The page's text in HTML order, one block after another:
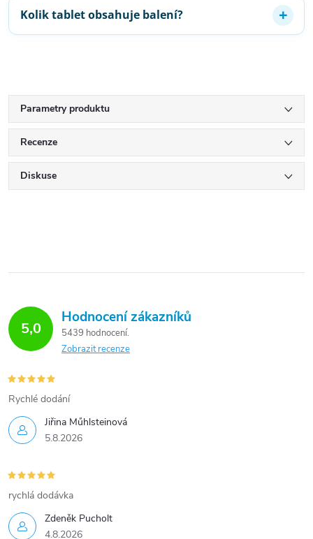
Kolik tablet obsahuje balení?
Parametry produktu
Recenze
Diskuse
5,0
Hodnocení zákazníků
5439 hodnocení
Zobrazit recenze
Jiřina Műhlsteinová
5.8.2026
Rychlé dodání
Zdeněk Pucholt
4.8.2026
rychlá dodávka